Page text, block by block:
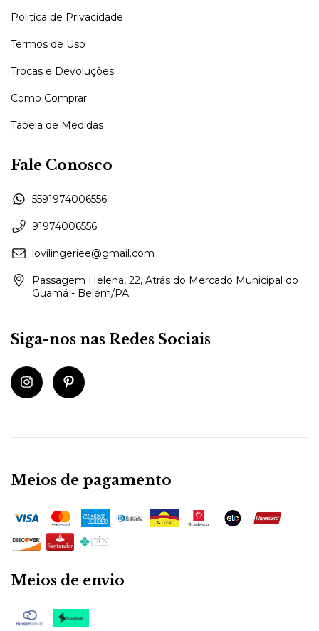
Politica de Privacidade
Termos de Uso
Trocas e Devoluções
Como Comprar
Tabela de Medidas
Fale Conosco
5591974006556
91974006556
lovilingeriee@gmail.com
Passagem Helena, 22, Atrás do Mercado Municipal do
Guamá - Belém/PA
Siga-nos nas Redes Sociais
Meios de pagamento
Meios de envio